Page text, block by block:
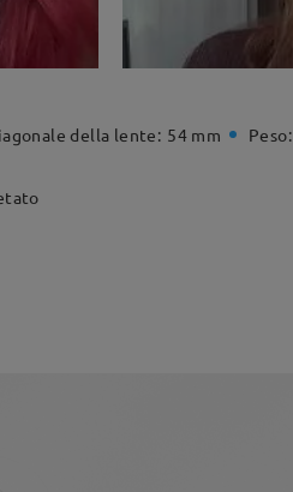
della lente: 54 mm Peso: